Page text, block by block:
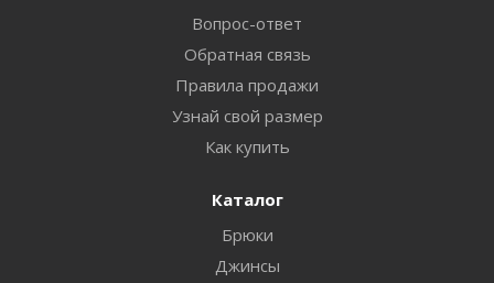
Вопрос-ответ
Обратная связь
Правила продажи
Узнай свой размер
Как купить
Каталог
Брюки
Джинсы